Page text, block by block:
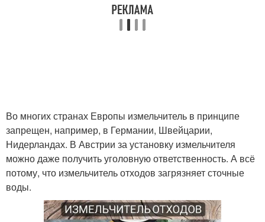
Во многих странах Европы измельчитель в принципе
запрещен, например, в Германии, Швейцарии,
Нидерландах. В Австрии за установку измельчителя
можно даже получить уголовную ответственность. А всё
потому, что измельчитель отходов загрязняет сточные
воды.